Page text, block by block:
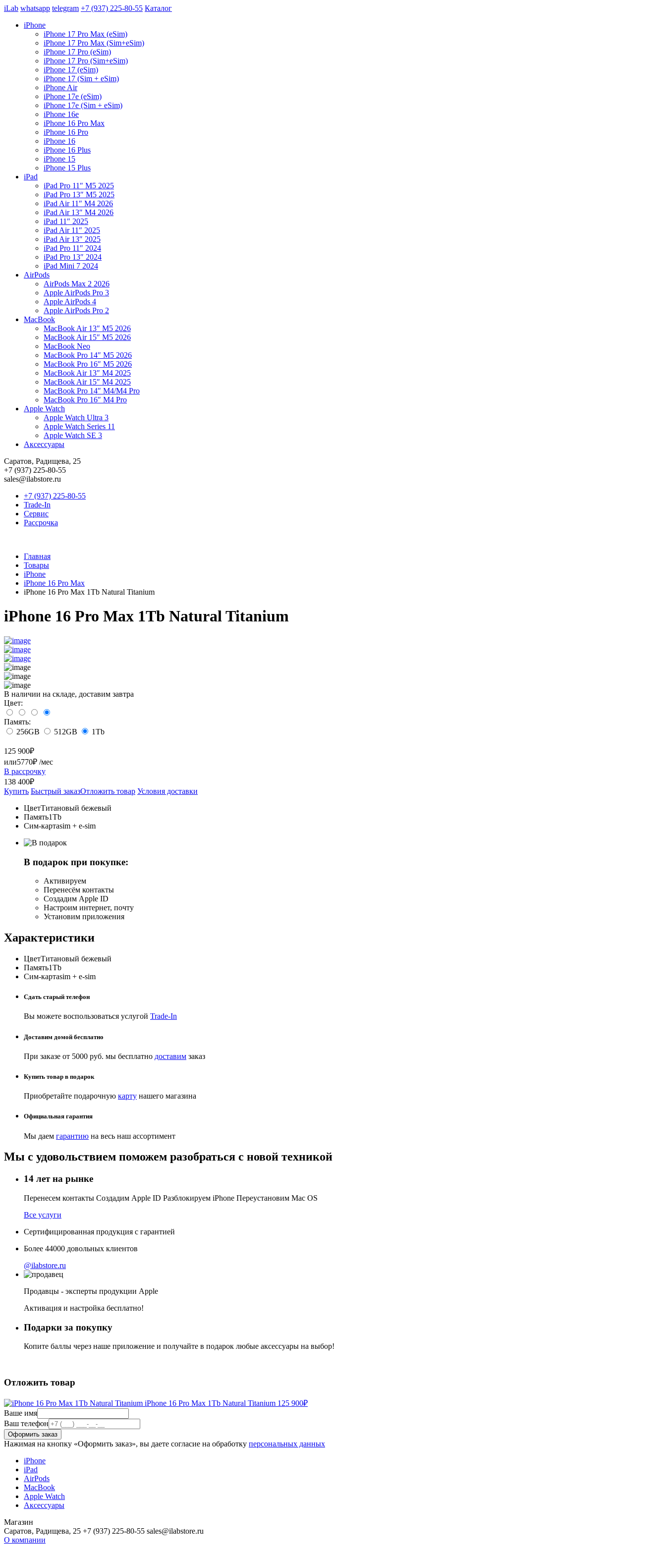
iLab whatsapp telegram +7 (937) 225-80-55 Каталог
iPhone
iPhone 17 Pro Max (eSim)
iPhone 17 Pro Max (Sim+eSim)
iPhone 17 Pro (eSim)
iPhone 17 Pro (Sim+eSim)
iPhone 17 (eSim)
iPhone 17 (Sim + eSim)
iPhone Air
iPhone 17e (eSim)
iPhone 17e (Sim + eSim)
iPhone 16e
iPhone 16 Pro Max
iPhone 16 Pro
iPhone 16
iPhone 16 Plus
iPhone 15
iPhone 15 Plus
iPad
iPad Pro 11″ M5 2025
iPad Pro 13″ M5 2025
iPad Air 11″ M4 2026
iPad Air 13″ M4 2026
iPad 11″ 2025
iPad Air 11″ 2025
iPad Air 13″ 2025
iPad Pro 11″ 2024
iPad Pro 13″ 2024
iPad Mini 7 2024
AirPods
AirPods Max 2 2026
Apple AirPods Pro 3
Apple AirPods 4
Apple AirPods Pro 2
MacBook
MacBook Air 13″ M5 2026
MacBook Air 15″ M5 2026
MacBook Neo
MacBook Pro 14″ M5 2026
MacBook Pro 16″ M5 2026
MacBook Air 13″ M4 2025
MacBook Air 15″ M4 2025
MacBook Pro 14″ M4/M4 Pro
MacBook Pro 16″ M4 Pro
Apple Watch
Apple Watch Ultra 3
Apple Watch Series 11
Apple Watch SE 3
Аксессуары
Саратов, Радищева, 25
+7 (937) 225-80-55
sales@ilabstore.ru
+7 (937) 225-80-55
Trade-In
Сервис
Рассрочка
Главная
Товары
iPhone
iPhone 16 Pro Max
iPhone 16 Pro Max 1Tb Natural Titanium
iPhone 16 Pro Max 1Tb Natural Titanium
В наличии на складе, доставим завтра
Цвет:
Память:
256GB
512GB 1Tb
125 900₽
или5770₽ /мес
В рассрочку
138 400₽
Купить Быстрый заказОтложить товар Условия доставки
ЦветТитановый бежевый
Память1Tb
Сим-картаsim + e-sim
В подарок при покупке:
Активируем
Перенесём контакты
Создадим Apple ID
Настроим интернет, почту
Установим приложения
Характеристики
ЦветТитановый бежевый
Память1Tb
Сим-картаsim + e-sim
Сдать старый телефон
Вы можете воспользоваться услугой Trade-In
Доставим домой бесплатно
При заказе от 5000 руб. мы бесплатно доставим заказ
Купить товар в подарок
Приобретайте подарочную карту нашего магазина
Официальная гарантия
Мы даем гарантию на весь наш ассортимент
Мы с удовольствием поможем разобраться с новой техникой
14 лет на рынке
Перенесем контакты Создадим Apple ID Разблокируем iPhone Переустановим Mac OS
Все услуги
Сертифицированная продукция с гарантией
Более 44000 довольных клиентов
@ilabstore.ru
Продавцы - эксперты продукции Apple
Активация и настройка бесплатно!
Подарки за покупку
Копите баллы через наше приложение и получайте в подарок любые аксессуары на выбор!
Отложить товар
iPhone 16 Pro Max 1Tb Natural Titanium 125 900₽
Ваше имя
Ваш телефон
Нажимая на кнопку «Оформить заказ», вы даете согласие на обработку персональных данных
iPhone
iPad
AirPods
MacBook
Apple Watch
Аксессуары
Магазин
Саратов, Радищева, 25 +7 (937) 225-80-55 sales@ilabstore.ru
О компании